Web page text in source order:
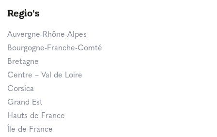
Regio's
Auvergne-Rhône-Alpes
Bourgogne-Franche-Comté
Bretagne
Centre – Val de Loire
Corsica
Grand Est
Hauts de France
Île-de-France